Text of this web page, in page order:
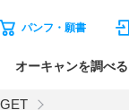
パンフ・願書
オーキャンを調べる